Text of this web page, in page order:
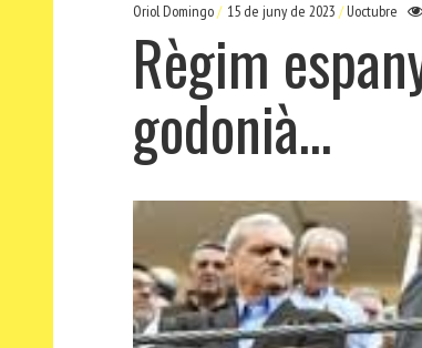
Oriol Domingo 15 de juny de 2023 Uoctubre
Règim
godonià…